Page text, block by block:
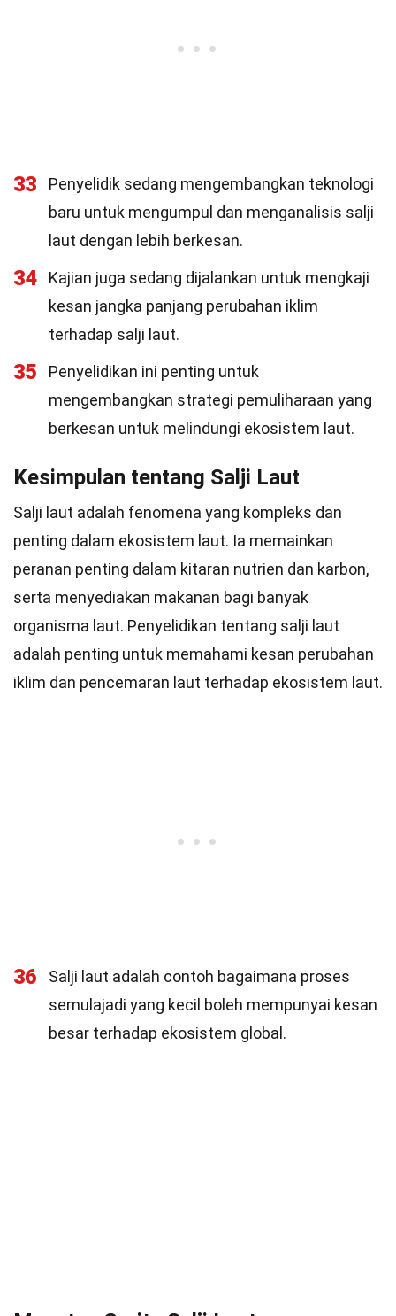
33
Penyelidik sedang mengembangkan teknologi
baru untuk mengumpul dan menganalisis salji
laut dengan lebih berkesan.
34
Kajian juga sedang dijalankan untuk mengkaji
kesan jangka panjang perubahan iklim
terhadap salji laut.
35
Penyelidikan ini penting untuk
mengembangkan strategi pemuliharaan yang
berkesan untuk melindungi ekosistem laut.
Kesimpulan tentang Salji Laut
Salji laut adalah fenomena yang kompleks dan
penting dalam ekosistem laut. Ia memainkan
peranan penting dalam kitaran nutrien dan karbon,
serta menyediakan makanan bagi banyak
organisma laut. Penyelidikan tentang salji laut
adalah penting untuk memahami kesan perubahan
iklim dan pencemaran laut terhadap ekosistem laut.
36
Salji laut adalah contoh bagaimana proses
semulajadi yang kecil boleh mempunyai kesan
besar terhadap ekosistem global.